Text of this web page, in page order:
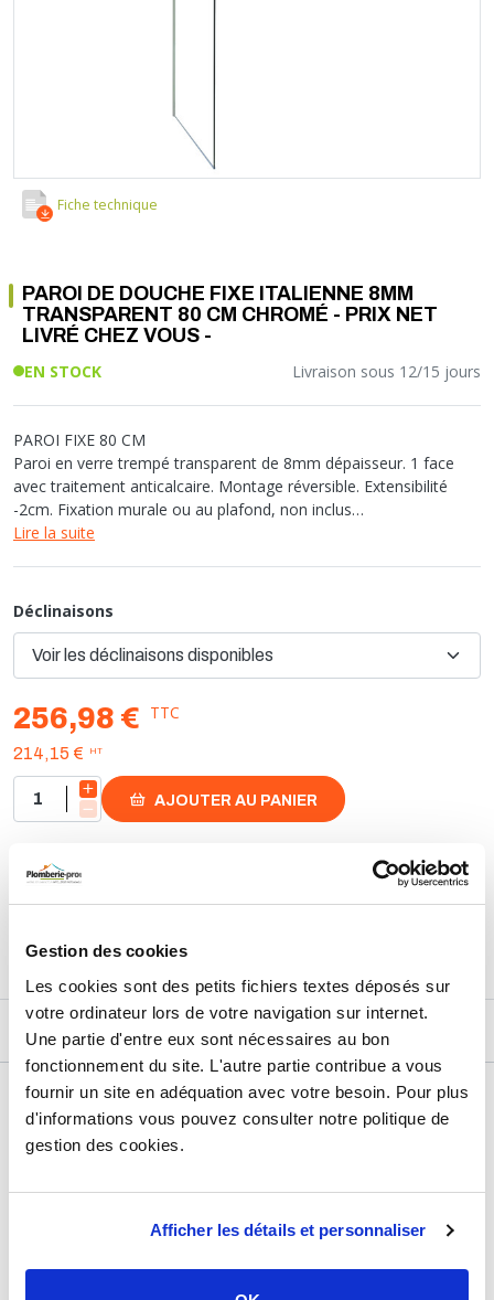
Gestion des cookies
Les cookies sont des petits fichiers textes déposés sur
votre ordinateur lors de votre navigation sur internet.
Une partie d'entre eux sont nécessaires au bon
fonctionnement du site. L'autre partie contribue a vous
fournir un site en adéquation avec votre besoin. Pour plus
d'informations vous pouvez consulter notre politique de
gestion des cookies.
Afficher les détails et personnaliser
RACCORD PE (POLYÉTHYLÈNE)
KIT FIXATION MURAL
COLLECTEUR NOURRICE
FLEXIBLE
ETANCHÉITÉ RACCORDEMENT
FILTRATION
EQUIPEMENT INDUSTRIEL
ECLAIRAGE
PILES ET ACCUMULATEURS
BLOC DE SÉCURITÉ
TRAPPE CHATIÈRE ET HUBLOT
Fiche technique
PAROI DE DOUCHE FIXE ITALIENNE 8MM
TRANSPARENT 80 CM CHROMÉ - PRIX NET
LIVRÉ CHEZ VOUS -
EN STOCK Livraison sous 12/15 jours
PAROI FIXE 80 CM
Paroi en verre trempé transparent de 8mm dépaisseur. 1 face
avec traitement anticalcaire. Montage réversible. Extensibilité
-2cm. Fixation murale ou au plafond, non inclus
Pas besoin de la fixer au sol, le poids du verre assure la stabilité
Lire la suite
Déclinaisons
256,98 € TTC
214,15 € HT
AJOUTER AU PANIER
DESCRIPTIF
DÉTAILS TECHNIQUES
Usage
2 ans